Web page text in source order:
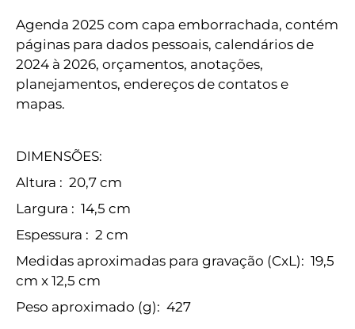
Agenda 2025 com capa emborrachada, contém
páginas para dados pessoais, calendários de
2024 à 2026, orçamentos, anotações,
planejamentos, endereços de contatos e
mapas.
DIMENSÕES:
Altura : 20,7 cm
Largura : 14,5 cm
Espessura : 2 cm
Medidas aproximadas para gravação (CxL): 19,5
cm x 12,5 cm
Peso aproximado (g): 427